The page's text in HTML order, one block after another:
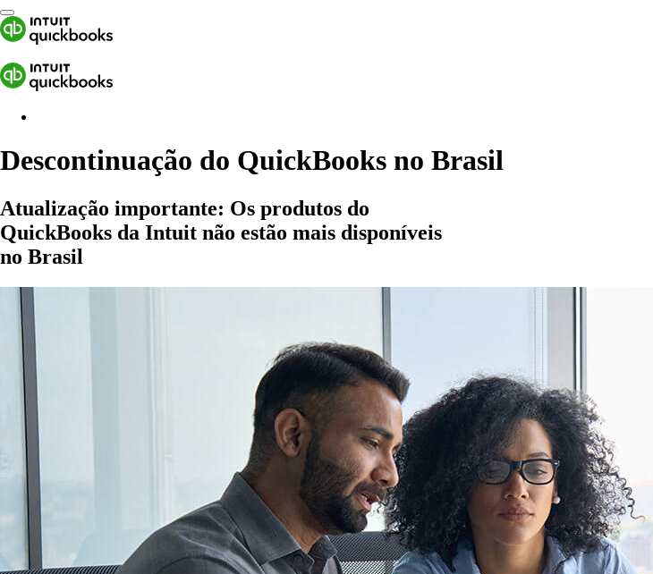
Descontinuação do QuickBooks no Brasil
Atualização importante: Os produtos do
QuickBooks da Intuit não estão mais disponíveis
no Brasil